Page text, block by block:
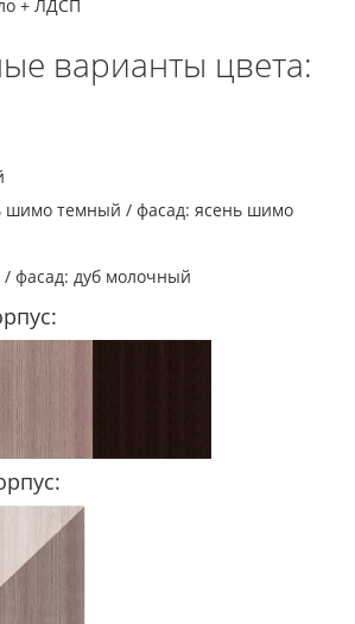
+ ЛДСП
варианты цвета:
шимо темный / фасад: ясень шимо
/ фасад: дуб молочный